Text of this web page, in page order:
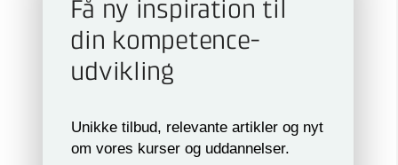
Få ny inspiration til
din kompetence­
udvikling
Unikke tilbud, relevante artikler og nyt
om vores kurser og uddannelser.